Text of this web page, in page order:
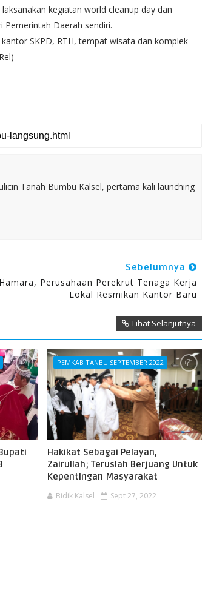
kegiatan world cleanup day dan
Pemerintah Daerah sendiri.
SKPD, RTH, tempat wisata dan komplek
Tanah Bumbu Kalsel, pertama kali launching
Sebelumnya
Perusahaan Perekrut Tenaga Kerja
Lokal Resmikan Kantor Baru
Lihat Selanjutnya
PEMKAB TANBU SEPTEMBER 2022
Hakikat Sebagai Pelayan,
Zairullah; Teruslah Berjuang Untuk
Kepentingan Masyarakat
Bidik Kalsel Sept 27, 2022